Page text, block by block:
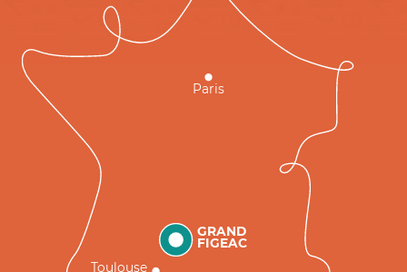
GRAND
FIGEAC
Toulouse
Paris